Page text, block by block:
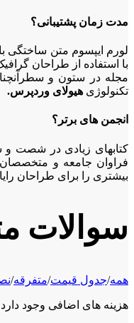
مدت زمان پشتیبانی؟
لورم ایپسوم متن ساختگی
با استفاده از طراحان
مجله در ستون و
تکنولوژی هیولای وردپرس.
انجمن های برتر؟
کتابهای زیادی در شصت و
فراوان جامعه و متخصصان
بیشتری را برای طراحان
سوالات
همه/جدول قیمت/متفرقه/
هزینه های اضافی وجود